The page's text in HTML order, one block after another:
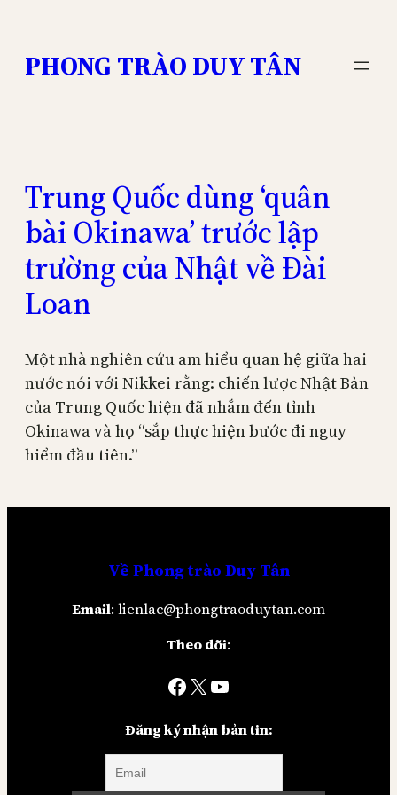
content
PHONG TRÀO DUY TÂN
Trung Quốc dùng ‘quân
bài Okinawa’ trước lập
trường của Nhật về Đài
Loan
Một nhà nghiên cứu am hiểu quan hệ giữa hai
nước nói với Nikkei rằng: chiến lược Nhật Bản
của Trung Quốc hiện đã nhắm đến tỉnh
Okinawa và họ “sắp thực hiện bước đi nguy
hiểm đầu tiên.”
Về Phong trào Duy Tân
Email: lienlac@phongtraoduytan.com
Theo dõi:
Facebook X YouTube
Đăng ký nhận bản tin: